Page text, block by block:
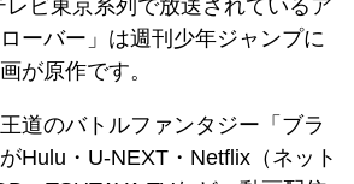
ビ東京系列で放送されているア
ーバー」は週刊少年ジャンプに
が原作です。
道のバトルファンタジー「ブラ
Hulu・U-NEXT・Netflix（ネット